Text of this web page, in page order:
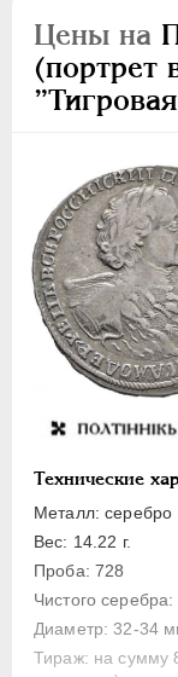
Цены на
(портрет
Технические
Металл: серебро
Вес: 14.22 г.
Проба: 728
Чистого серебра:
Диаметр: 32-34
Тираж: на сумму
Серебро
1 рубль
Полтина
Гривенник
Гривна
10 денег
5 копеек
Алтын(ник)
1 копейка
Пробные
ЕКАТЕРИНА I
ПЕТР II 1727-
АННА
ИОАНН